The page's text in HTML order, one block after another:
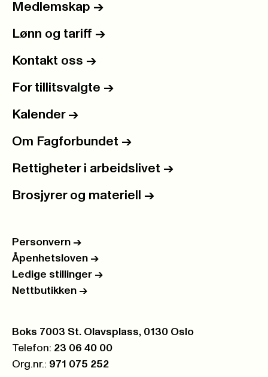
Medlemskap ->
Lønn og tariff ->
Kontakt oss ->
For tillitsvalgte ->
Kalender ->
Om Fagforbundet ->
Rettigheter i arbeidslivet ->
Brosjyrer og materiell ->
Personvern ->
Åpenhetsloven ->
Ledige stillinger ->
Nettbutikken ->
Postboks:
Boks 7003 St. Olavsplass, 0130 Oslo
Telefon: 23 06 40 00
Org.nr.: 971 075 252